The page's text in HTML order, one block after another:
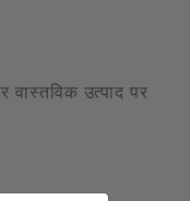
वास्तविक उत्पाद पर